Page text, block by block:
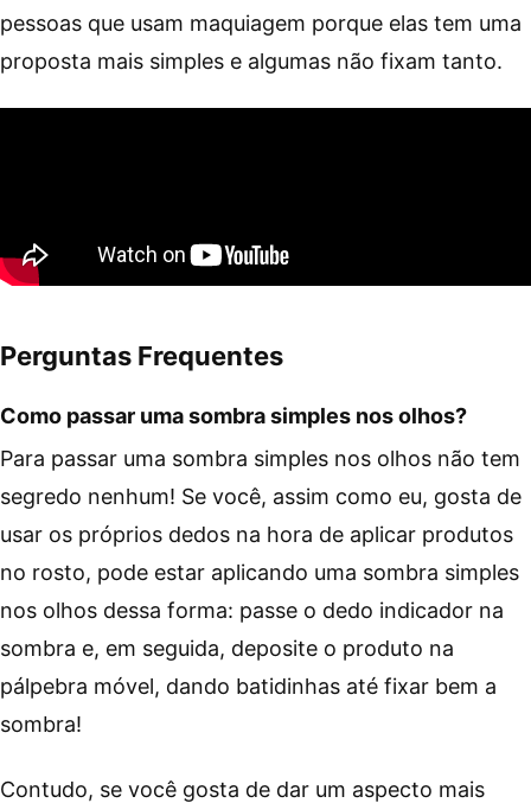
pessoas que usam maquiagem porque elas tem uma
proposta mais simples e algumas não fixam tanto.
Perguntas Frequentes
Como passar uma sombra simples nos olhos?
Para passar uma sombra simples nos olhos não tem
segredo nenhum! Se você, assim como eu, gosta de
usar os próprios dedos na hora de aplicar produtos
no rosto, pode estar aplicando uma sombra simples
nos olhos dessa forma: passe o dedo indicador na
sombra e, em seguida, deposite o produto na
pálpebra móvel, dando batidinhas até fixar bem a
sombra!
Contudo, se você gosta de dar um aspecto mais